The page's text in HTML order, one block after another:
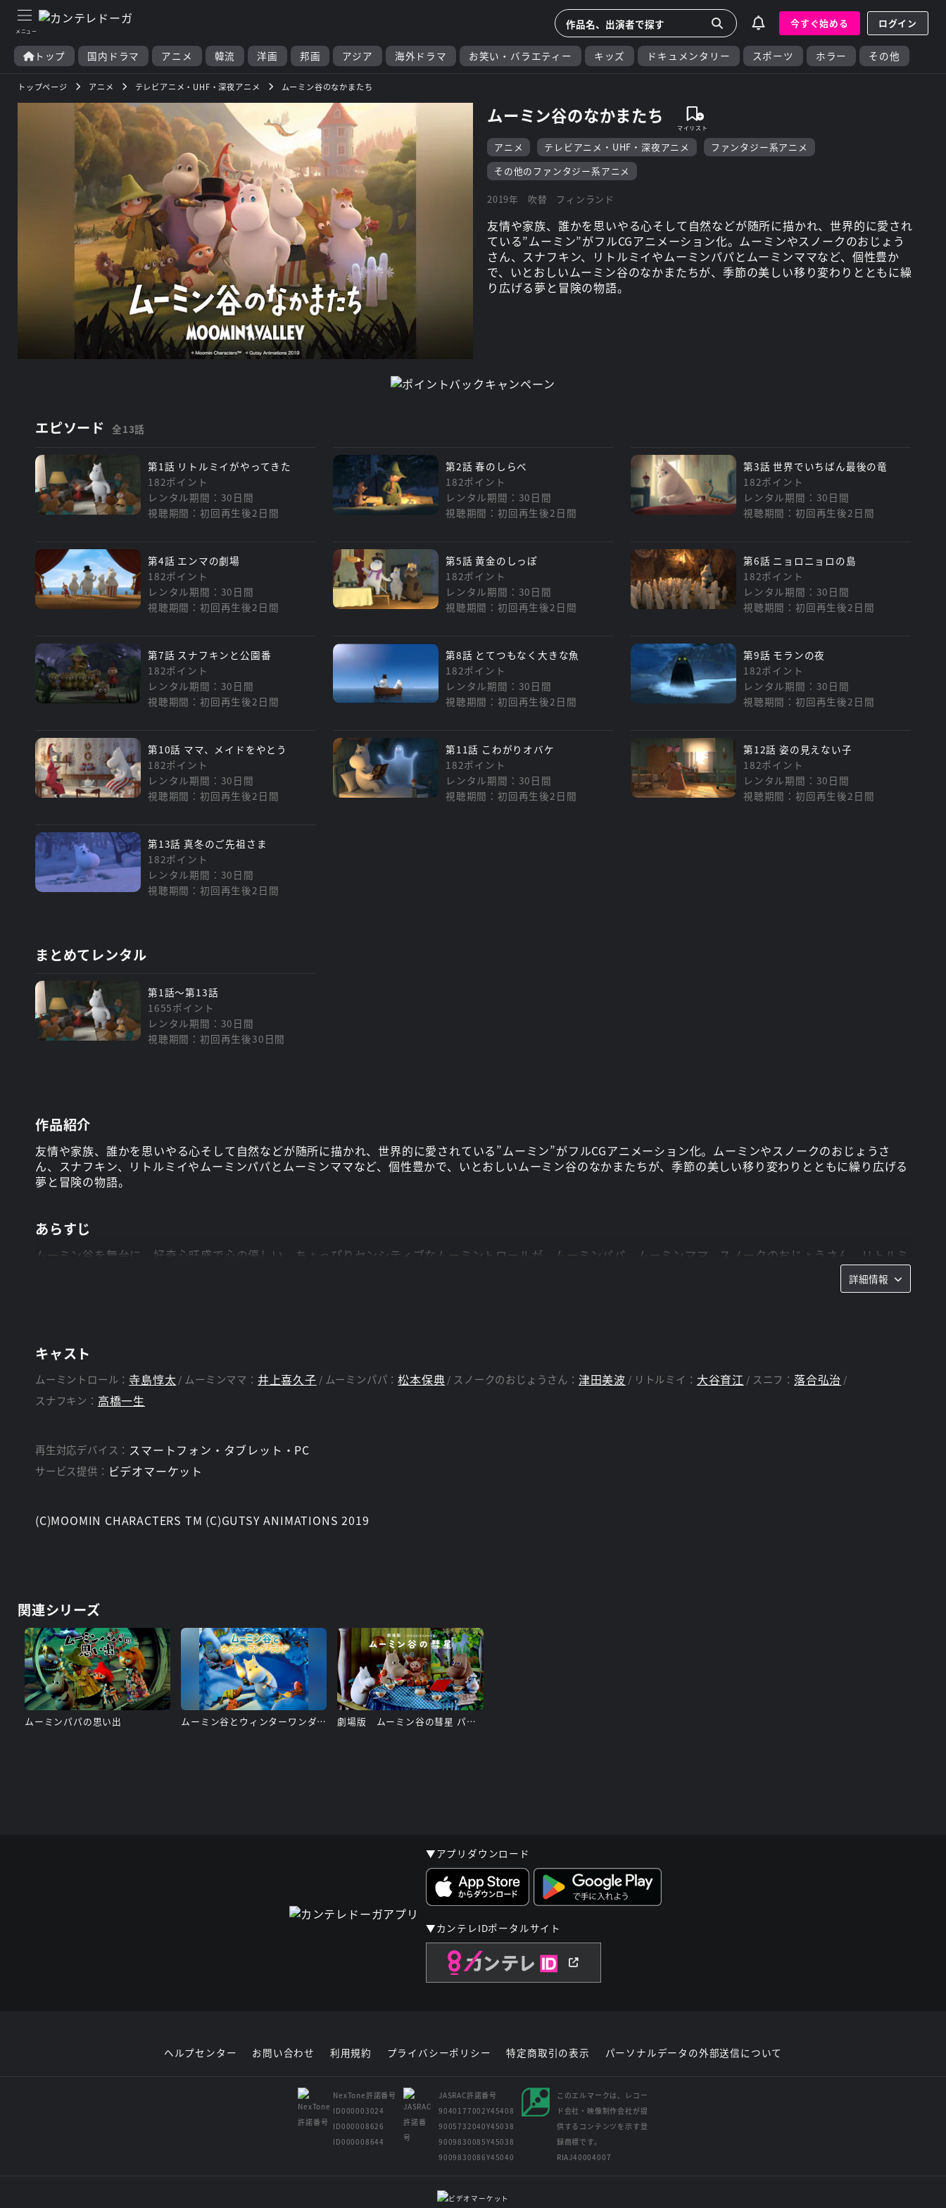
今すぐ始める ログイン
トップ 国内ドラマ アニメ 韓流 洋画 邦画 アジア 海外ドラマ お笑い・バラエティー キッズ ドキュメンタリー スポーツ ホラー その他
トップページ アニメ テレビアニメ・UHF・深夜アニメ ムーミン谷のなかまたち
ムーミン谷のなかまたち
アニメ テレビアニメ・UHF・深夜アニメ
ファンタジー系アニメ
その他のファンタジー系アニメ
2019年 吹替 フィンランド
友情や家族、誰かを思いやる心そして自然などが随所に描かれ、世界的に愛され
ている”ムーミン”がフルCGアニメーション化。ムーミンやスノークのおじょう
さん、スナフキン、リトルミイやムーミンパパとムーミンママなど、個性豊か
で、いとおしいムーミン谷のなかまたちが、季節の美しい移り変わりとともに繰
り広げる夢と冒険の物語。
エピソード 全13話
第1話 リトルミイがやってきた
182ポイント
レンタル期間：30日間
視聴期間：初回再生後2日間
第2話 春のしらべ
182ポイント
レンタル期間：30日間
視聴期間：初回再生後2日間
第3話 世界でいちばん最後の竜
182ポイント
レンタル期間：30日間
視聴期間：初回再生後2日間
第4話 エンマの劇場
182ポイント
レンタル期間：30日間
視聴期間：初回再生後2日間
第5話 黄金のしっぽ
182ポイント
レンタル期間：30日間
視聴期間：初回再生後2日間
第6話 ニョロニョロの島
182ポイント
レンタル期間：30日間
視聴期間：初回再生後2日間
第7話 スナフキンと公園番
182ポイント
レンタル期間：30日間
視聴期間：初回再生後2日間
第8話 とてつもなく大きな魚
182ポイント
レンタル期間：30日間
視聴期間：初回再生後2日間
第9話 モランの夜
182ポイント
レンタル期間：30日間
視聴期間：初回再生後2日間
第10話 ママ、メイドをやとう
182ポイント
レンタル期間：30日間
視聴期間：初回再生後2日間
第11話 こわがりオバケ
182ポイント
レンタル期間：30日間
視聴期間：初回再生後2日間
第12話 姿の見えない子
182ポイント
レンタル期間：30日間
視聴期間：初回再生後2日間
第13話 真冬のご先祖さま
182ポイント
レンタル期間：30日間
視聴期間：初回再生後2日間
まとめてレンタル
第1話～第13話
1655ポイント
レンタル期間：30日間
視聴期間：初回再生後30日間
作品紹介
友情や家族、誰かを思いやる心そして自然などが随所に描かれ、世界的に愛されている”ムーミン”がフルCGアニメーション化。ムーミンやスノークのおじょうさ
ん、スナフキン、リトルミイやムーミンパパとムーミンママなど、個性豊かで、いとおしいムーミン谷のなかまたちが、季節の美しい移り変わりとともに繰り広げる
夢と冒険の物語。
あらすじ
ムーミン谷を舞台に、好奇心旺盛で心の優しい、ちょっぴりセンシティブなムーミントロールが、ムーミンパパ、ムーミンママ、スノークのおじょうさん、リトルミ
詳細情報
キャスト
ムーミントロール：寺島惇太 ムーミンママ： 井上喜久子 ムーミンパパ：松本保典 スノークのおじょうさん： 津田美波 リトルミイ： 大谷育江 スニフ： 落合弘治
スナフキン： 高橋一生
再生対応デバイス： スマートフォン・タブレット・PC
サービス提供： ビデオマーケット
(C)MOOMIN CHARACTERS TM (C)GUTSY ANIMATIONS 2019
関連シリーズ
ムーミンパパの思い出 ムーミン谷とウィンターワンダーランド 劇場版 ムーミン谷の彗星 パペット・アニメーション
▼アプリダウンロード
▼カンテレIDポータルサイト
ヘルプセンター お問い合わせ 利用規約 プライバシーポリシー 特定商取引の表示 パーソナルデータの外部送信について
NexTone許諾番号
ID000003024
ID000008626
ID000008644
JASRAC許諾番号
9040177002Y45408
9005732040Y45038
9009830085Y45038
9009830086Y45040
このエルマークは、レコー
ド会社・映像制作会社が提
供するコンテンツを示す登
録商標です。
RIAJ40004007